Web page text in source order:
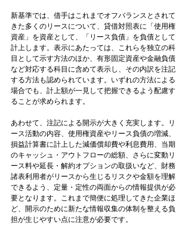
新基準では、借手はこれまでオフバランスとされて
きた多くのリースについて、貸借対照表に「使用権
資産」を資産として、「リース負債」を負債として
計上します。表示にあたっては、これらを独立の科
目として示す方法のほか、有形固定資産や金融負債
など対応する科目に含めて表示し、その内訳を注記
する方法も認められています。いずれの方法による
場合でも、計上額が一見して把握できるよう配慮す
ることが求められます。
あわせて、注記による開示が大きく充実します。リ
ース活動の内容、使用権資産やリース負債の増減、
損益計算書に計上した減価償却費や利息費用、当期
のキャッシュ・アウトフローの総額、さらに変動リ
ース料や延長・解約オプションの取扱いなど、財務
諸表利用者がリースから生じるリスクや金額を理解
できるよう、定量・定性の両面からの情報提供が必
要となります。これまで簡便に処理してきた企業ほ
ど、開示のために新たな情報収集の体制を整える負
担が生じやすい点に注意が必要です。